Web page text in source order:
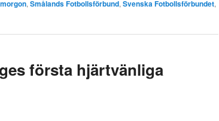
, Smålands Fotbollsförbund, Svenska Fotbollsförbundet,
första hjärtvänliga